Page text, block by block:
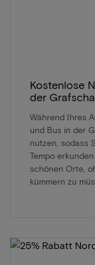
Kostenlose
der
Während Ihres
und Bus in der
nutzen, sodass
Tempo
schönen Orte,
kümmern zu